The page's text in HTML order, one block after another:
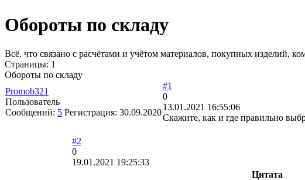
Обороты по складу
Всё, что связано с расчётами и учётом материалов, покупных
Страницы: 1
Обороты по складу
Promob321
Пользователь
Сообщений: 5 Регистрация: 30.09.2020
#1
0
13.01.2021 16:55:06
Скажите, как и где правильно
#2
0
19.01.2021 19:25:33
Цитата